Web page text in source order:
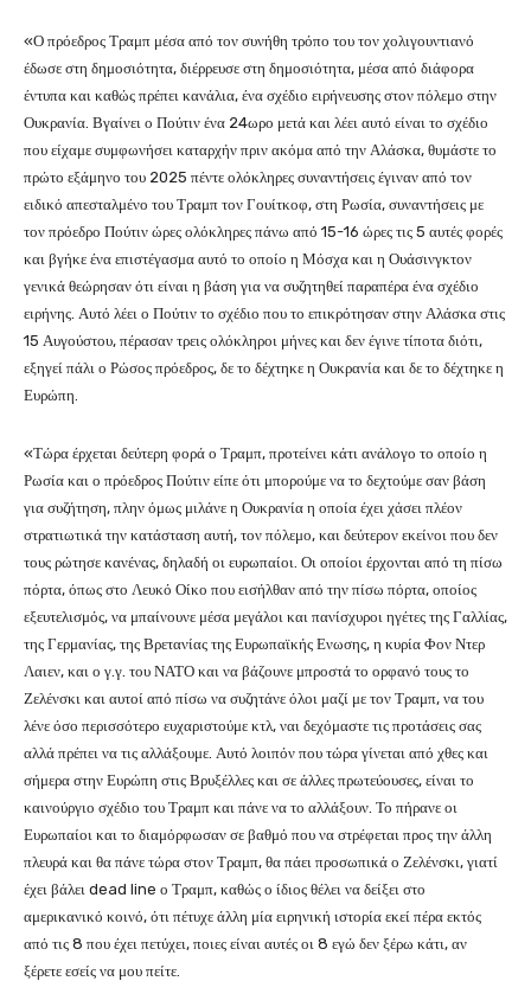
«Ο πρόεδρος Τραμπ μέσα από τον συνήθη τρόπο του τον χολιγουντιανό
έδωσε στη δημοσιότητα, διέρρευσε στη δημοσιότητα, μέσα από διάφορα
έντυπα και καθώς πρέπει κανάλια, ένα σχέδιο ειρήνευσης στον πόλεμο στην
Ουκρανία. Βγαίνει ο Πούτιν ένα 24ωρο μετά και λέει αυτό είναι το σχέδιο
που είχαμε συμφωνήσει καταρχήν πριν ακόμα από την Αλάσκα, θυμάστε το
πρώτο εξάμηνο του 2025 πέντε ολόκληρες συναντήσεις έγιναν από τον
ειδικό απεσταλμένο του Τραμπ τον Γουίτκοφ, στη Ρωσία, συναντήσεις με
τον πρόεδρο Πούτιν ώρες ολόκληρες πάνω από 15-16 ώρες τις 5 αυτές φορές
και βγήκε ένα επιστέγασμα αυτό το οποίο η Μόσχα και η Ουάσινγκτον
γενικά θεώρησαν ότι είναι η βάση για να συζητηθεί παραπέρα ένα σχέδιο
ειρήνης. Αυτό λέει ο Πούτιν το σχέδιο που το επικρότησαν στην Αλάσκα στις
15 Αυγούστου, πέρασαν τρεις ολόκληροι μήνες και δεν έγινε τίποτα διότι,
εξηγεί πάλι ο Ρώσος πρόεδρος, δε το δέχτηκε η Ουκρανία και δε το δέχτηκε η
Ευρώπη.
«Τώρα έρχεται δεύτερη φορά ο Τραμπ, προτείνει κάτι ανάλογο το οποίο η
Ρωσία και ο πρόεδρος Πούτιν είπε ότι μπορούμε να το δεχτούμε σαν βάση
για συζήτηση, πλην όμως μιλάνε η Ουκρανία η οποία έχει χάσει πλέον
στρατιωτικά την κατάσταση αυτή, τον πόλεμο, και δεύτερον εκείνοι που δεν
τους ρώτησε κανένας, δηλαδή οι ευρωπαίοι. Οι οποίοι έρχονται από τη πίσω
πόρτα, όπως στο Λευκό Οίκο που εισήλθαν από την πίσω πόρτα, οποίος
εξευτελισμός, να μπαίνουνε μέσα μεγάλοι και πανίσχυροι ηγέτες της Γαλλίας,
της Γερμανίας, της Βρετανίας της Ευρωπαϊκής Ενωσης, η κυρία Φον Ντερ
Λαιεν, και ο γ.γ. του ΝΑΤΟ και να βάζουνε μπροστά το ορφανό τους το
Ζελένσκι και αυτοί από πίσω να συζητάνε όλοι μαζί με τον Τραμπ, να του
λένε όσο περισσότερο ευχαριστούμε κτλ, ναι δεχόμαστε τις προτάσεις σας
αλλά πρέπει να τις αλλάξουμε. Αυτό λοιπόν που τώρα γίνεται από χθες και
σήμερα στην Ευρώπη στις Βρυξέλλες και σε άλλες πρωτεύουσες, είναι το
καινούργιο σχέδιο του Τραμπ και πάνε να το αλλάξουν. Το πήρανε οι
Ευρωπαίοι και το διαμόρφωσαν σε βαθμό που να στρέφεται προς την άλλη
πλευρά και θα πάνε τώρα στον Τραμπ, θα πάει προσωπικά ο Ζελένσκι, γιατί
έχει βάλει dead line ο Τραμπ, καθώς ο ίδιος θέλει να δείξει στο
αμερικανικό κοινό, ότι πέτυχε άλλη μία ειρηνική ιστορία εκεί πέρα εκτός
από τις 8 που έχει πετύχει, ποιες είναι αυτές οι 8 εγώ δεν ξέρω κάτι, αν
ξέρετε εσείς να μου πείτε.